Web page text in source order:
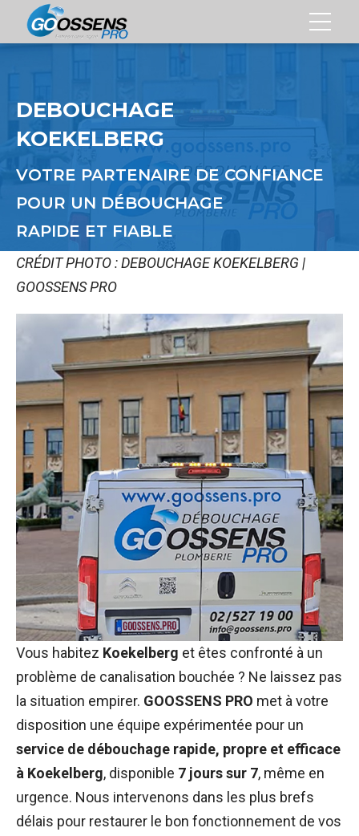
DEBOUCHAGE
KOEKELBERG
VOTRE PARTENAIRE DE CONFIANCE
POUR UN DÉBOUCHAGE
RAPIDE ET FIABLE
CRÉDIT PHOTO : DEBOUCHAGE KOEKELBERG |
GOOSSENS PRO
Vous habitez Koekelberg et êtes confronté à un
problème de canalisation bouchée ? Ne laissez pas
la situation empirer. GOOSSENS PRO met à votre
disposition une équipe expérimentée pour un
service de débouchage rapide, propre et efficace
à Koekelberg, disponible 7 jours sur 7, même en
urgence. Nous intervenons dans les plus brefs
délais pour restaurer le bon fonctionnement de vos